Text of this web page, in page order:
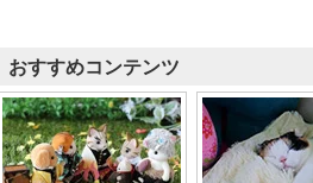
おすすめコンテンツ